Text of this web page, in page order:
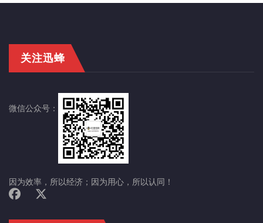
关注迅蜂
微信公众号：
因为效率，所以经济；因为用心，所以认同！